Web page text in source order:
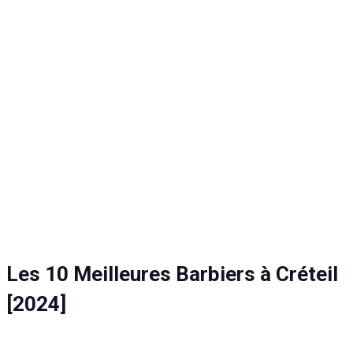
Les 10 Meilleures Barbiers à Créteil
[2024]
en fonction
de la façon
dont le site
Web est